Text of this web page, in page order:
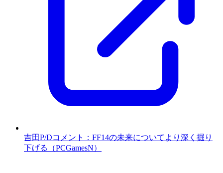
吉田P/Dコメント：FF14の未来についてより深く掘り
下げる（PCGamesN）